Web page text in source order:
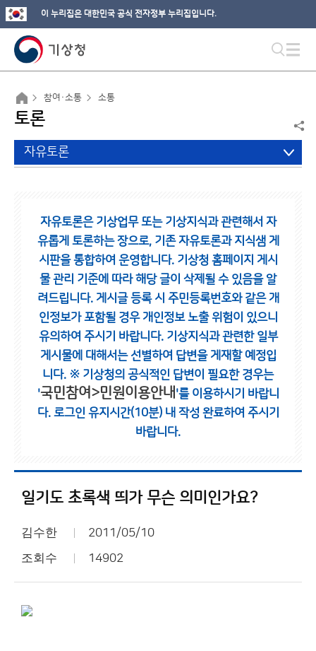
이 누리집은 대한민국 공식 전자정부 누리집입니다.
참여·소통 소통
토론
자유토론
자유토론은 기상업무 또는 기상지식과 관련해서 자
유롭게 토론하는 장으로, 기존 자유토론과 지식샘 게
시판을 통합하여 운영합니다. 기상청 홈페이지 게시
물 관리 기준에 따라 해당 글이 삭제될 수 있음을 알
려드립니다. 게시글 등록 시 주민등록번호와 같은 개
인정보가 포함될 경우 개인정보 노출 위험이 있으니
유의하여 주시기 바랍니다. 기상지식과 관련한 일부
게시물에 대해서는 선별하여 답변을 게재할 예정입
니다. ※ 기상청의 공식적인 답변이 필요한 경우는
'국민참여>민원이용안내 '를 이용하시기 바랍니
다. 로그인 유지시간(10분) 내 작성 완료하여 주시기
바랍니다.
일기도 초록색 띄가 무슨 의미인가요?
김수한 2011/05/10
조회수 14902